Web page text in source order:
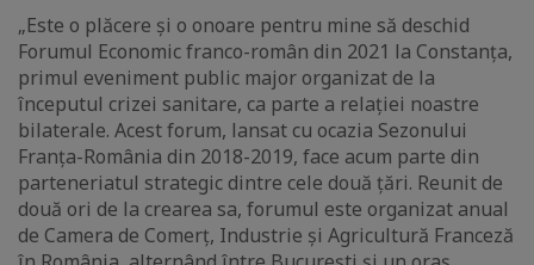
„Este o plăcere și o onoare pentru mine să deschid
Forumul Economic franco-român din 2021 la Constanța,
primul eveniment public major organizat de la
începutul crizei sanitare, ca parte a relației noastre
bilaterale. Acest forum, lansat cu ocazia Sezonului
Franța-România din 2018-2019, face acum parte din
parteneriatul strategic dintre cele două țări. Reunit de
două ori de la crearea sa, forumul este organizat anual
de Camera de Comerț, Industrie și Agricultură Franceză